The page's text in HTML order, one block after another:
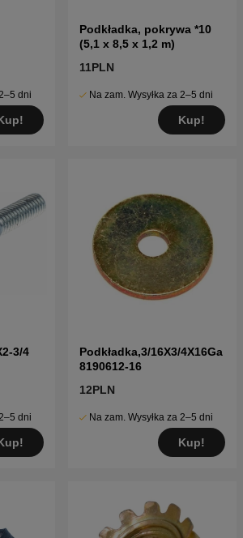
dni
Podkładka, pokrywa *10
(5,1 x 8,5 x 1,2 m)
11PLN
Na zam. Wysyłka za 2–5 dni
Kup!
3/4
dni
Podkładka,3/16X3/4X16Ga
8190612-16
12PLN
Na zam. Wysyłka za 2–5 dni
Kup!